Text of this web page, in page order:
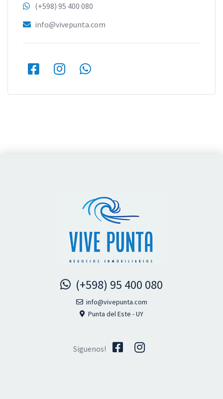
(+598) 95 400 080
info@vivepunta.com
(+598) 95 400 080
info@vivepunta.com
Punta del Este - UY
Siguenos!